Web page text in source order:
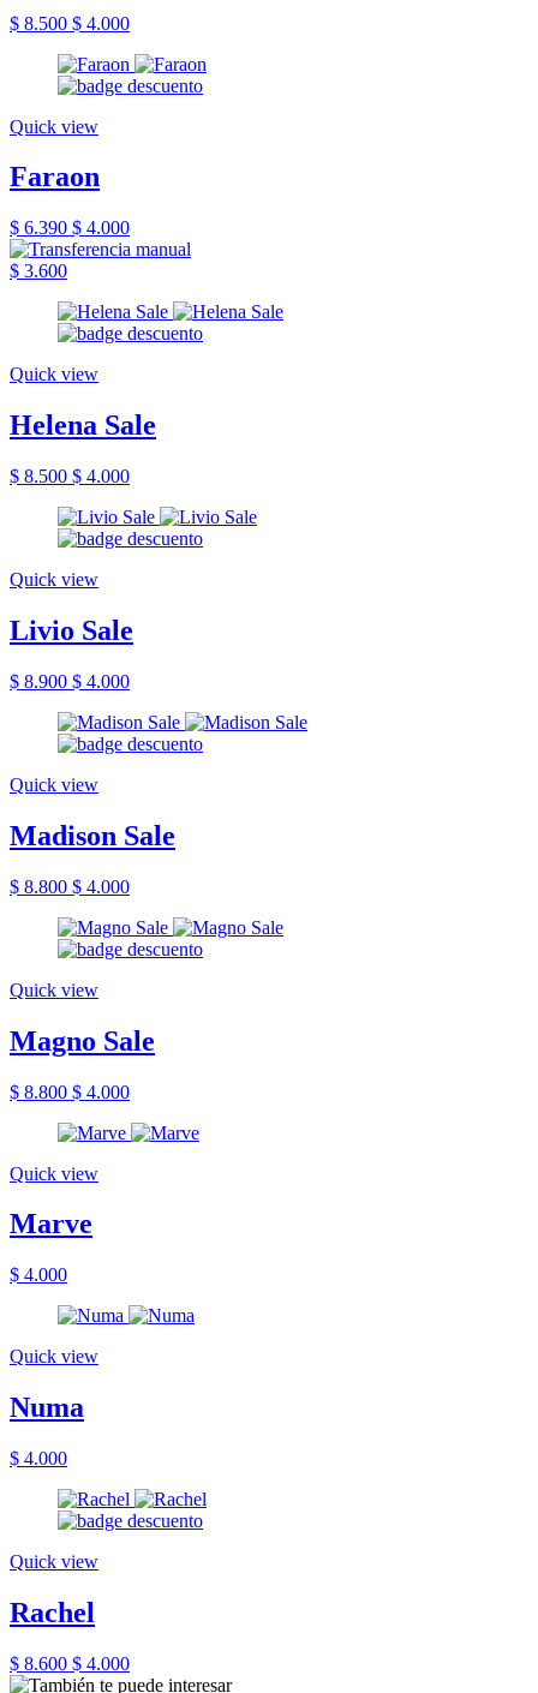
$ 8.500 $ 4.000
Quick view
Faraon
$ 6.390 $ 4.000
$ 3.600
Quick view
Helena Sale
$ 8.500 $ 4.000
Quick view
Livio Sale
$ 8.900 $ 4.000
Quick view
Madison Sale
$ 8.800 $ 4.000
Quick view
Magno Sale
$ 8.800 $ 4.000
Quick view
Marve
$ 4.000
Quick view
Numa
$ 4.000
Quick view
Rachel
$ 8.600 $ 4.000